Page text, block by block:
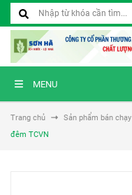
MENU
Trang chủ Sản phẩm bán chạy
đêm TCVN